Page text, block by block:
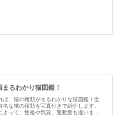
まるわかり猫図鑑！
ば、猫の種類がまるわかりな猫図鑑！世
名な猫の種類を写真付きで紹介します。
よって、性格や気質、運動量も違います